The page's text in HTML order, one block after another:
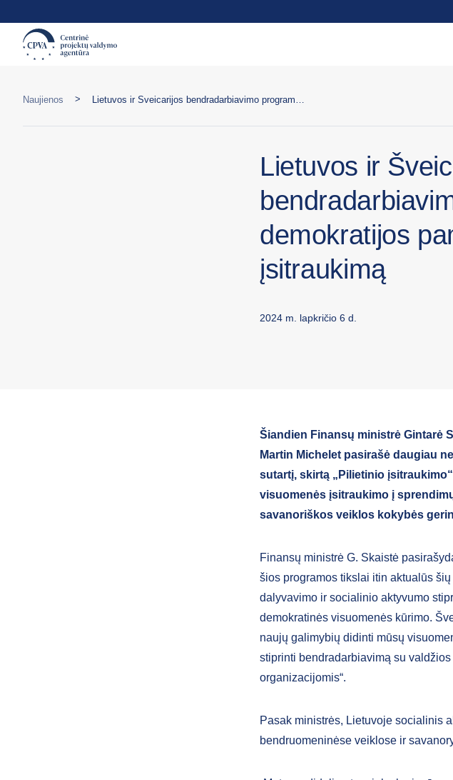
Naujienos >
Lietuvos ir
demokratijos
įsitraukimą
2024 m. lapkričio 6 d.
Šiandien Finansų ministrė Gintarė
Martin Michelet pasirašė daugiau
sutartį, skirtą „Pilietinio
visuomenės įsitraukimo į
savanoriškos veiklos kokybės
Finansų ministrė G. Skaistė
šios programos tikslai itin aktualūs
dalyvavimo ir socialinio aktyvumo
demokratinės visuomenės kūrimo.
naujų galimybių didinti mūsų
stiprinti bendradarbiavimą su
organizacijomis“.
Pasak ministrės, Lietuvoje socialinis
bendruomeninėse veiklose ir